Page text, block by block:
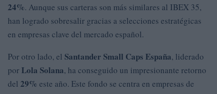
24%. Aunque sus carteras son más similares al IBEX 35,
han logrado sobresalir gracias a selecciones estratégicas
en empresas clave del mercado español.
Por otro lado, el Santander Small Caps España, liderado
por Lola Solana, ha conseguido un impresionante retorno
del 29% este año. Este fondo se centra en empresas de